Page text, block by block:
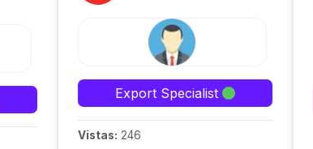
Export Specialist
Vistas: 246